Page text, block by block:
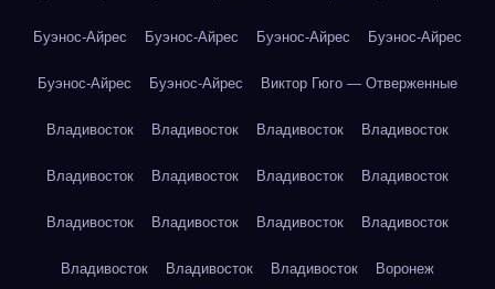
Буэнос-Айрес Буэнос-Айрес Буэнос-Айрес Буэнос-Айрес
Буэнос-Айрес Буэнос-Айрес Виктор Гюго — Отверженные
Владивосток Владивосток Владивосток Владивосток
Владивосток Владивосток Владивосток Владивосток
Владивосток Владивосток Владивосток Владивосток
Владивосток Владивосток Владивосток Воронеж